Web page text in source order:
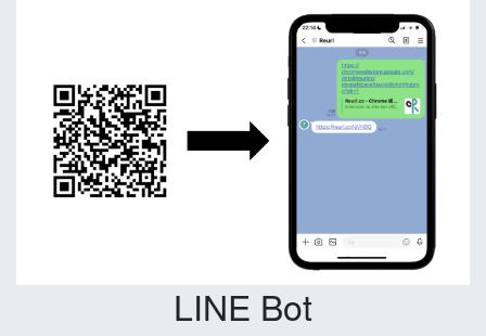
LINE Bot